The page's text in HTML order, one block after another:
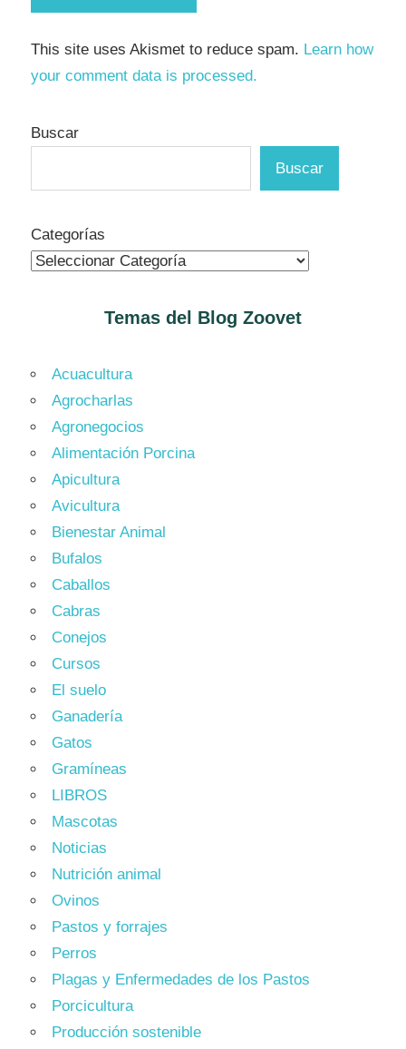
This site uses Akismet to reduce spam. Learn how
your comment data is processed.
Buscar
Buscar
Categorías
Temas del Blog Zoovet
Acuacultura
Agrocharlas
Agronegocios
Alimentación Porcina
Apicultura
Avicultura
Bienestar Animal
Bufalos
Caballos
Cabras
Conejos
Cursos
El suelo
Ganadería
Gatos
Gramíneas
LIBROS
Mascotas
Noticias
Nutrición animal
Ovinos
Pastos y forrajes
Perros
Plagas y Enfermedades de los Pastos
Porcicultura
Producción sostenible